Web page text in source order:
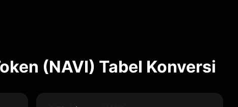
(NAVI) Tabel Konversi